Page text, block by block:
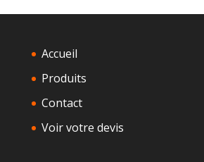
Accueil
Produits
Contact
Voir votre devis